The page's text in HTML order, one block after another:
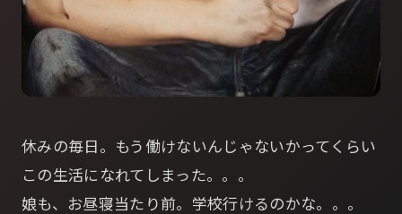
休みの毎日。もう働けないんじゃないかってくらい
この生活になれてしまった。。。
娘も、お昼寝当たり前。学校行けるのかな。。。